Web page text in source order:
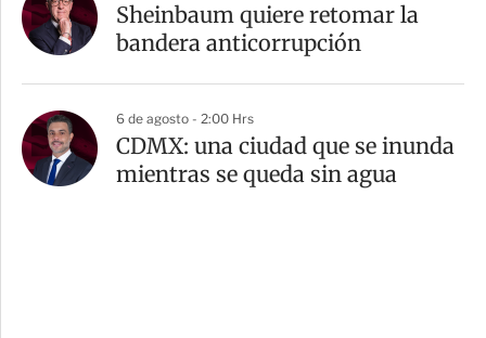
Sheinbaum quiere retomar la
bandera anticorrupción
6 de agosto - 2:00 Hrs
CDMX: una ciudad que se inunda
mientras se queda sin agua